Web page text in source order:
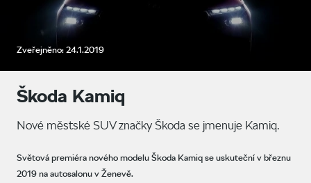
Zveřejněno: 24.1.2019
Škoda Kamiq
Nové městské SUV značky Škoda se jmenuje Kamiq.
Světová premiéra nového modelu Škoda Kamiq se uskuteční v březnu
2019 na autosalonu v Ženevě.